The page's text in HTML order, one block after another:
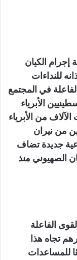
إجرام الكيان
‏للنداءات
في المجتمع
الأبرياء
من الأبرياء
من نيران
جديدة تضاف
الصهيوني منذ
الفاعلة
تجاه هذا
للمساعدات